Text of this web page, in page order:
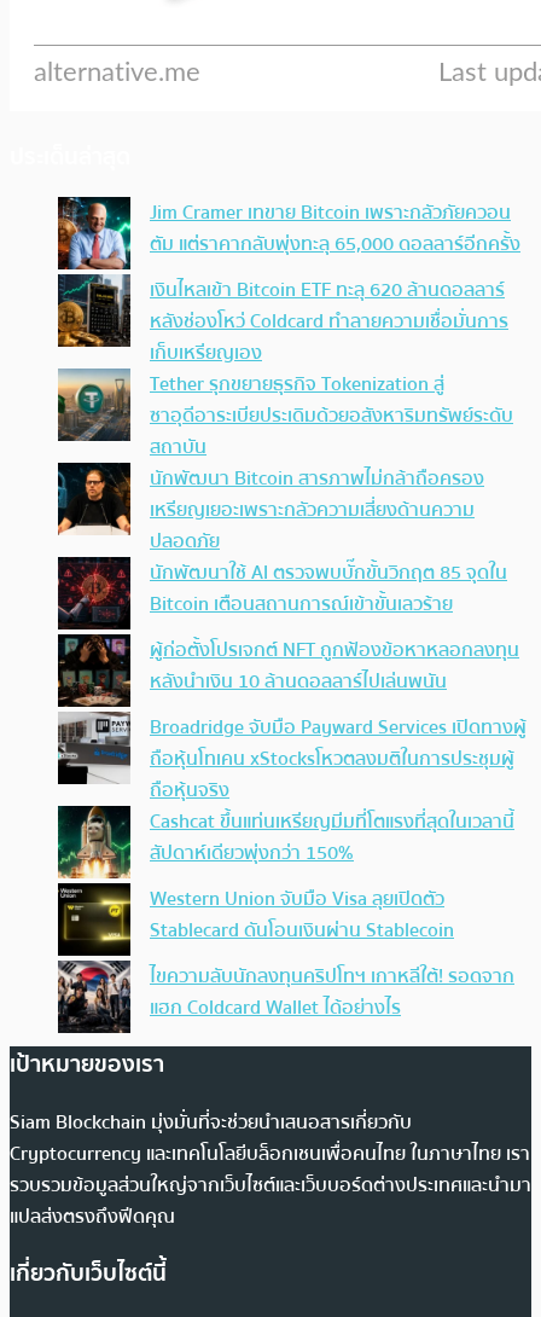
Jim Cramer เทขาย Bitcoin เพราะกลัวภัยควอน
ตัม แต่ราคากลับพุ่งทะลุ 65,000 ดอลลาร์อีกครั้ง
เงินไหลเข้า Bitcoin ETF ทะลุ 620 ล้านดอลลาร์
หลังช่องโหว่ Coldcard ทำลายความเชื่อมั่นการ
เก็บเหรียญเอง
Tether รุกขยายธุรกิจ Tokenization สู่
ซาอุดีอาระเบียประเดิมด้วยอสังหาริมทรัพย์ระดับ
สถาบัน
นักพัฒนา Bitcoin สารภาพไม่กล้าถือครอง
เหรียญเยอะเพราะกลัวความเสี่ยงด้านความ
ปลอดภัย
นักพัฒนาใช้ AI ตรวจพบบั๊กขั้นวิกฤต 85 จุดใน
Bitcoin เตือนสถานการณ์เข้าขั้นเลวร้าย
ผู้ก่อตั้งโปรเจกต์ NFT ถูกฟ้องข้อหาหลอกลงทุน
หลังนำเงิน 10 ล้านดอลลาร์ไปเล่นพนัน
Broadridge จับมือ Payward Services เปิดทางผู้
ถือหุ้นโทเคน xStocksโหวตลงมติในการประชุมผู้
ถือหุ้นจริง
Cashcat ขึ้นแท่นเหรียญมีมที่โตแรงที่สุดในเวลานี้
สัปดาห์เดียวพุ่งกว่า 150%
Western Union จับมือ Visa ลุยเปิดตัว
Stablecard ดันโอนเงินผ่าน Stablecoin
ไขความลับนักลงทุนคริปโทฯ เกาหลีใต้! รอดจาก
แฮก Coldcard Wallet ได้อย่างไร
เป้าหมายของเรา
Siam Blockchain มุ่งมั่นที่จะช่วยนำเสนอสารเกี่ยวกับ
Cryptocurrency และเทคโนโลยีบล็อกเชนเพื่อคนไทย ในภาษาไทย เรา
รวบรวมข้อมูลส่วนใหญ่จากเว็บไซต์และเว็บบอร์ดต่างประเทศและนำมา
แปลส่งตรงถึงฟีดคุณ
เกี่ยวกับเว็บไซต์นี้